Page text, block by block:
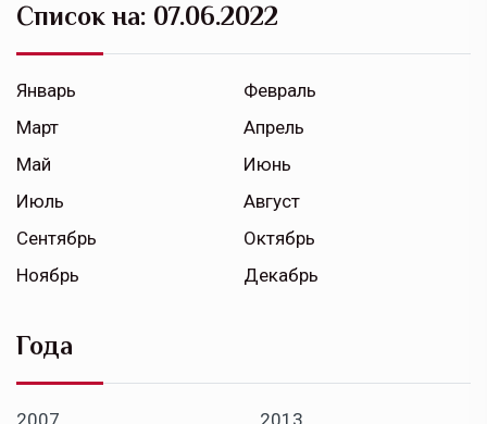
Список на: 07.06.2022
Январь
Февраль
Март
Апрель
Май
Июнь
Июль
Август
Сентябрь
Октябрь
Ноябрь
Декабрь
Года